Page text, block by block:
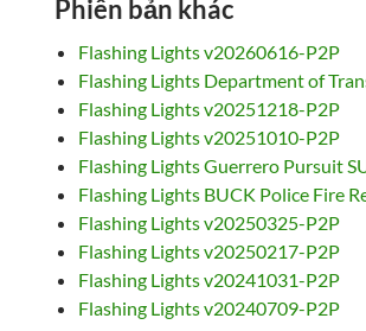
Phiên bản khác
Flashing Lights v20260616-P2P
Flashing Lights Department of
Flashing Lights v20251218-P2P
Flashing Lights v20251010-P2P
Flashing Lights Guerrero Pursuit
Flashing Lights BUCK Police Fire
Flashing Lights v20250325-P2P
Flashing Lights v20250217-P2P
Flashing Lights v20241031-P2P
Flashing Lights v20240709-P2P